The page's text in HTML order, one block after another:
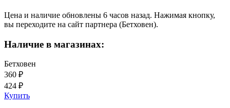
Цена и наличие обновлены 6 часов назад. Нажимая кнопку,
вы переходите на сайт партнера (Бетховен).
Наличие в магазинах:
Бетховен
360 ₽
424 ₽
Купить